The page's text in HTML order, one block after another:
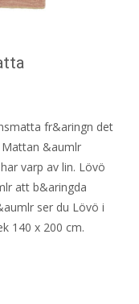
fr&aringn det
&aumlr
varp av lin. Lövö
att b&aringda
ser du Lövö i
140 x 200 cm.